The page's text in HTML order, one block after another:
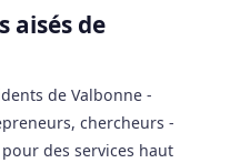
aisés de
de Valbonne -
chercheurs -
des services haut